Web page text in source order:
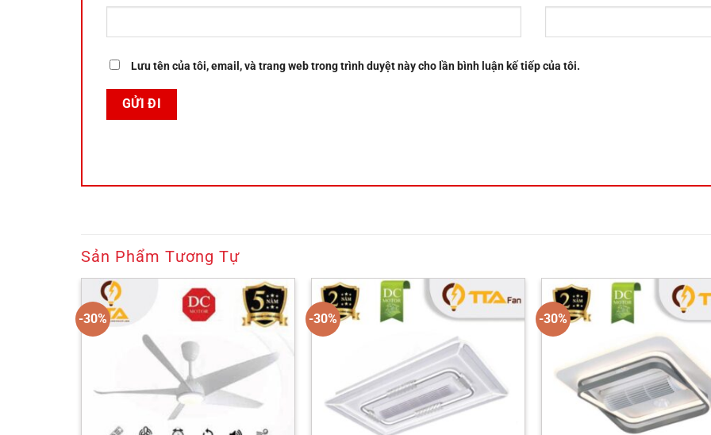
Lưu tên của tôi, email, và trang web trong trình duyệt này cho lần bình luận kế tiếp của tôi.
Sản Phẩm Tương Tự
-30% -30% -30%